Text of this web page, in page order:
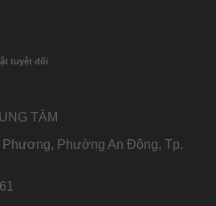
tuyệt đối
TÂM
Phương, Phường An Đông, Tp.